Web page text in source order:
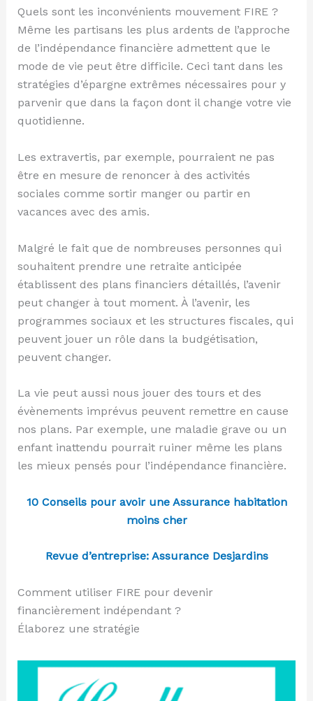
Quels sont les inconvénients mouvement FIRE ?
Même les partisans les plus ardents de l’approche
de l’indépendance financière admettent que le
mode de vie peut être difficile. Ceci tant dans les
stratégies d’épargne extrêmes nécessaires pour y
parvenir que dans la façon dont il change votre vie
quotidienne.
Les extravertis, par exemple, pourraient ne pas
être en mesure de renoncer à des activités
sociales comme sortir manger ou partir en
vacances avec des amis.
Malgré le fait que de nombreuses personnes qui
souhaitent prendre une retraite anticipée
établissent des plans financiers détaillés, l’avenir
peut changer à tout moment. À l’avenir, les
programmes sociaux et les structures fiscales, qui
peuvent jouer un rôle dans la budgétisation,
peuvent changer.
La vie peut aussi nous jouer des tours et des
évènements imprévus peuvent remettre en cause
nos plans. Par exemple, une maladie grave ou un
enfant inattendu pourrait ruiner même les plans
les mieux pensés pour l’indépendance financière.
10 Conseils pour avoir une Assurance habitation
moins cher
Revue d’entreprise: Assurance Desjardins
Comment utiliser FIRE pour devenir
financièrement indépendant ?
Élaborez une stratégie